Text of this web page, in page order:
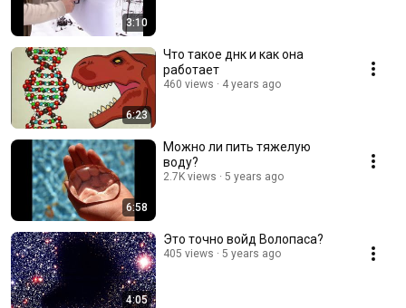
3:10
6:23
Что такое днк и как она
работает
460 views 4 years ago
6:58
Можно ли пить тяжелую
воду?
2.7K views 5 years ago
4:05
Это точно войд Волопаса?
405 views 5 years ago